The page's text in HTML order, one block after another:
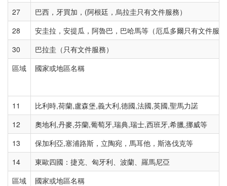
27
巴西，牙買加，(阿根廷，烏拉圭只有文件服務）
28
安圭拉，安提瓜，阿魯巴，巴哈馬等（厄瓜多爾只有文件服
30
巴拉圭（只有文件服務）
區域
國家或地區名稱
11
比利時,荷蘭,盧森堡,義大利,德國,法國,英國,聖馬力諾
12
奧地利,丹麥,芬蘭,葡萄牙,瑞典,瑞士,西班牙,希臘,挪威等
13
保加利亞,塞浦路斯，立陶宛，馬耳他，斯洛伐克等
14
東歐四國：捷克、匈牙利、波蘭、羅馬尼亞
區域
國家或地區名稱